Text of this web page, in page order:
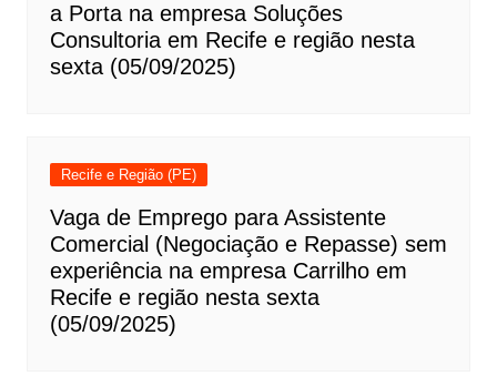
a Porta na empresa Soluções
Consultoria em Recife e região nesta
sexta (05/09/2025)
Recife e Região (PE)
Vaga de Emprego para Assistente
Comercial (Negociação e Repasse) sem
experiência na empresa Carrilho em
Recife e região nesta sexta
(05/09/2025)